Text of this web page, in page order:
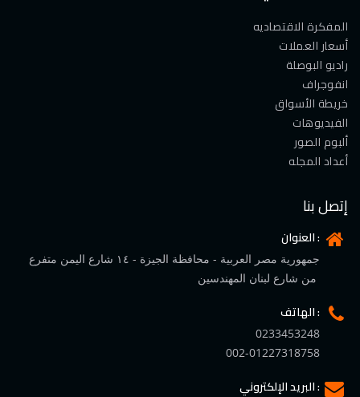
المفكرة الاقتصاديه
أسعار العملات
راديو البوصلة
انفوجراف
خريطة الأسواق
الفيديوهات
ألبوم الصور
أعداد المجله
إتصل بنا
العنوان :
جمهورية مصر العربية - محافظة الجيزة - ١٤ شارع اليمن متفرع
الهاتف :
0233453248
002-01227318758
البريد الإلكتروني :